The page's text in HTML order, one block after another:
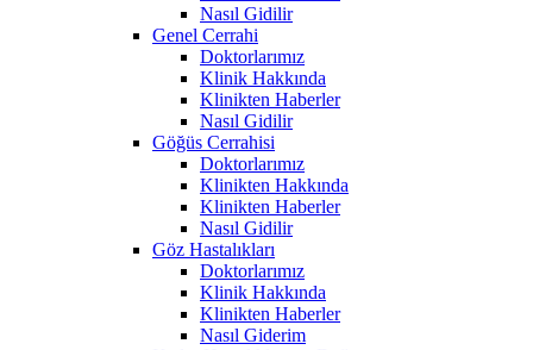
Nasıl Gidilir
Genel Cerrahi
Doktorlarımız
Klinik Hakkında
Klinikten Haberler
Nasıl Gidilir
Göğüs Cerrahisi
Doktorlarımız
Klinikten Hakkında
Klinikten Haberler
Nasıl Gidilir
Göz Hastalıkları
Doktorlarımız
Klinik Hakkında
Klinikten Haberler
Nasıl Giderim